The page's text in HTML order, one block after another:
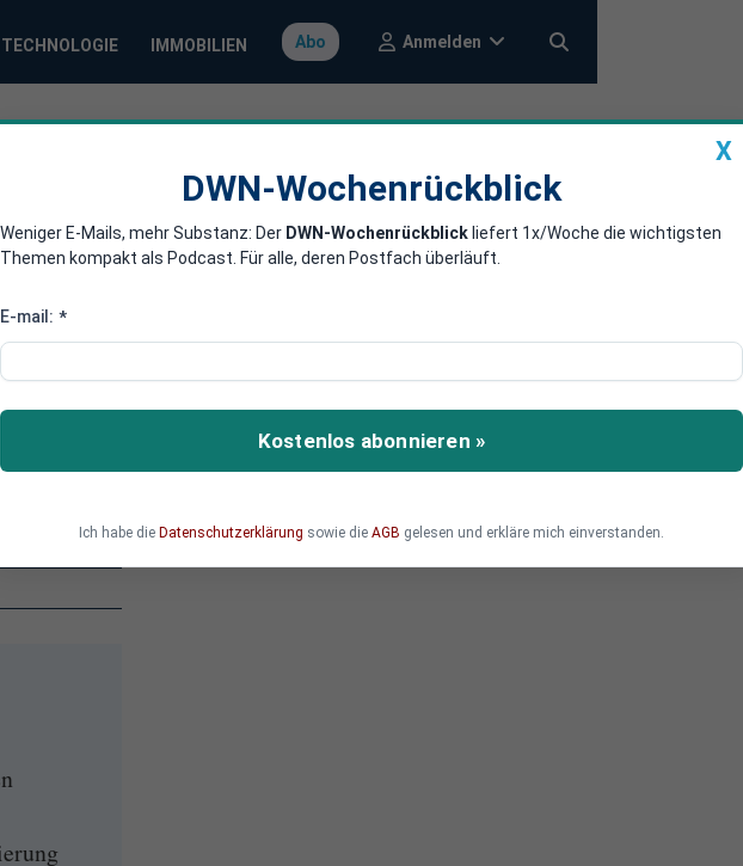
TECHNOLOGIE IMMOBILIEN Abo Anmelden
bei Veneto
Banca mehr Zeit, ihre Schulden
retten.
X
DWN-Wochenrückblick
Weniger E-Mails, mehr Substanz: Der DWN-Wochenrückblick liefert 1x/Woche die wichtigsten
Themen kompakt als Podcast. Für alle, deren Postfach überläuft.
E-mail: *
Kostenlos abonnieren »
Ich habe die Datenschutzerklärung sowie die AGB gelesen und erkläre mich einverstanden.